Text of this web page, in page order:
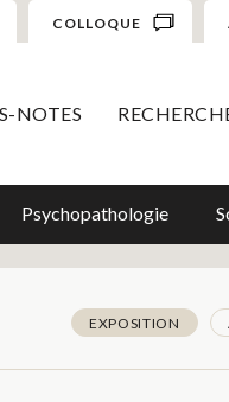
COLLOQUE
NOTES
Psychopathologie
EXPOSITION